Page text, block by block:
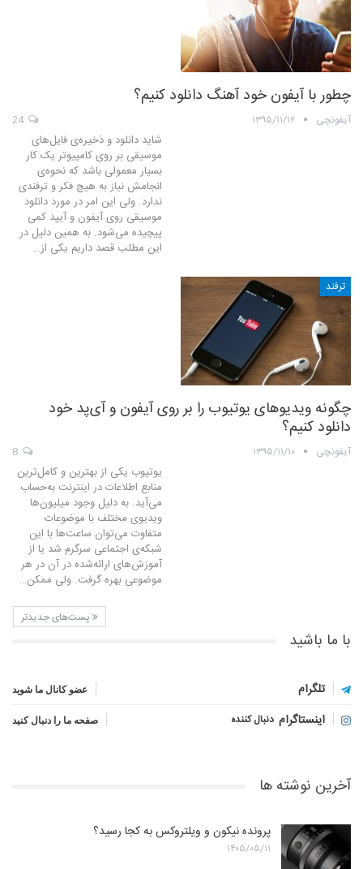
چطور با آیفون خود آهنگ دانلود کنیم؟
آیفونچی ۱۳۹۵/۱۱/۱۲
شاید دانلود و ذخیره‌ی فایل‌های
موسیقی بر روی کامپیوتر یک کار
بسیار معمولی باشد که نحوه‌ی
انجامش نیاز به هیچ فکر و ترفندی
ندارد. ولی این امر در مورد دانلود
موسیقی روی آیفون و آیپد کمی
پیچیده می‌شود. به همین دلیل در
این مطلب قصد داریم یکی از…
ترفند
چگونه ویدیوهای یوتیوب را بر روی آیفون و آی‌پد خود
دانلود کنیم؟
آیفونچی ۱۳۹۵/۱۱/۱۰
یوتیوب یکی از بهترین و کامل‌ترین
منابع اطلاعات در اینترنت به‌حساب
می‌آید. به دلیل وجود میلیون‌ها
ویدیوی مختلف با موضوعات
متفاوت می‌توان ساعت‌ها با این
شبکه‌ی اجتماعی سرگرم شد یا از
آموزش‌های ارائه‌شده در آن در هر
موضوعی بهره گرفت. ولی ممکن…
پست‌های جدیدتر
با ما باشید
تلگرام عضو کانال ما شوید
اینستاگرام دنبال کننده صفحه ما را دنبال کنید
آخرین نوشته ها
پرونده نیکون و ویلتروکس به کجا رسید؟
۱۴۰۵/۰۵/۱۱